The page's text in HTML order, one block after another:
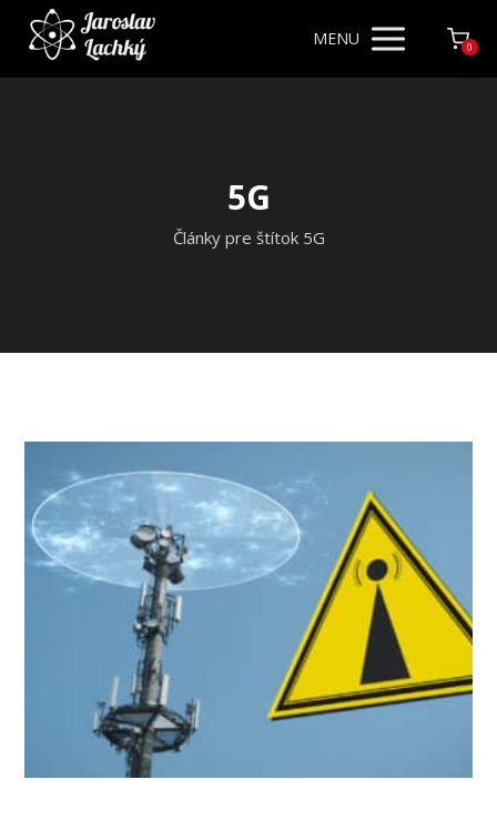
MENU 0
5G
Články pre štítok 5G